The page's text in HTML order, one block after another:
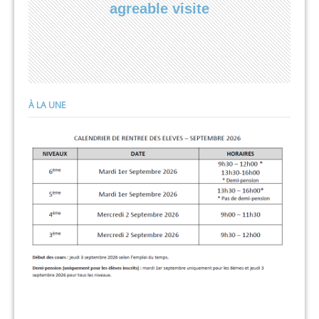
agreable visite
À LA UNE